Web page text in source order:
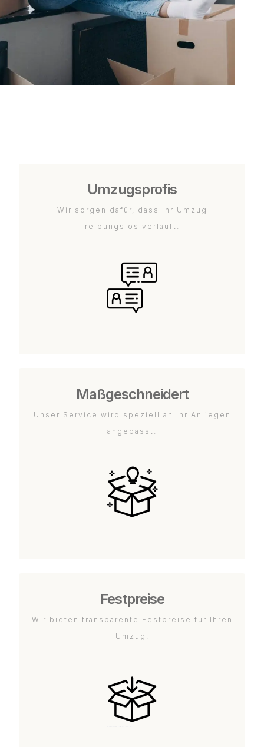
Umzugsprofis
Wir sorgen dafür, dass Ihr Umzug
reibungslos verläuft.
Maßgeschneidert
Unser Service wird speziell an Ihr Anliegen
angepasst.
Festpreise
Wir bieten transparente Festpreise für Ihren
Umzug.